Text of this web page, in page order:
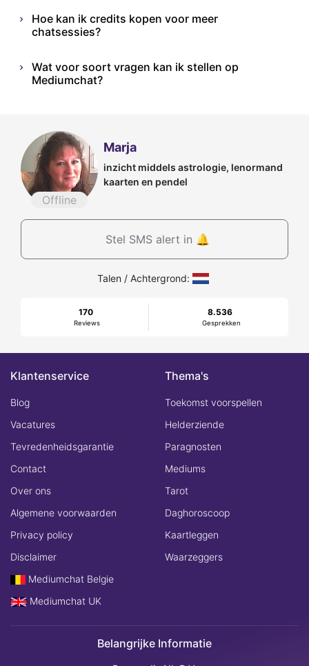
Hoe kan ik credits kopen voor meer
chatsessies?
Wat voor soort vragen kan ik stellen op
Mediumchat?
Offline
Marja
inzicht middels astrologie, lenormand
kaarten en pendel
Stel SMS alert in 🔔
Talen / Achtergrond:
170
Reviews
8.536
Gesprekken
Klantenservice
Blog
Vacatures
Tevredenheidsgarantie
Contact
Over ons
Algemene voorwaarden
Privacy policy
Disclaimer
Mediumchat Belgie
Mediumchat UK
Thema's
Toekomst voorspellen
Helderziende
Paragnosten
Mediums
Tarot
Daghoroscoop
Kaartleggen
Waarzeggers
Belangrijke Informatie